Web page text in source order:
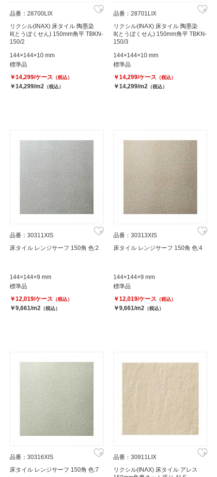
品番：28700LIX
リクシル(INAX) 床タイル 陶墨染
II(とうぼくせん) 150mm角平 TBKN-
150/2
144×144×10 mm
標準品
￥14,299/ケース （税込）
￥14,299/m2 （税込）
品番：28701LIX
リクシル(INAX) 床タイル 陶墨染
II(とうぼくせん) 150mm角平 TBKN-
150/3
144×144×10 mm
標準品
￥14,299/ケース （税込）
￥14,299/m2 （税込）
品番：30311XIS
床タイル レンジサーフ 150角 色:2
144×144×9 mm
標準品
￥12,019/ケース （税込）
￥9,661/m2 （税込）
品番：30313XIS
床タイル レンジサーフ 150角 色:4
144×144×9 mm
標準品
￥12,019/ケース （税込）
￥9,661/m2 （税込）
品番：30316XIS
床タイル レンジサーフ 150角 色:7
品番：30911LIX
リクシル(INAX) 床タイル アレス